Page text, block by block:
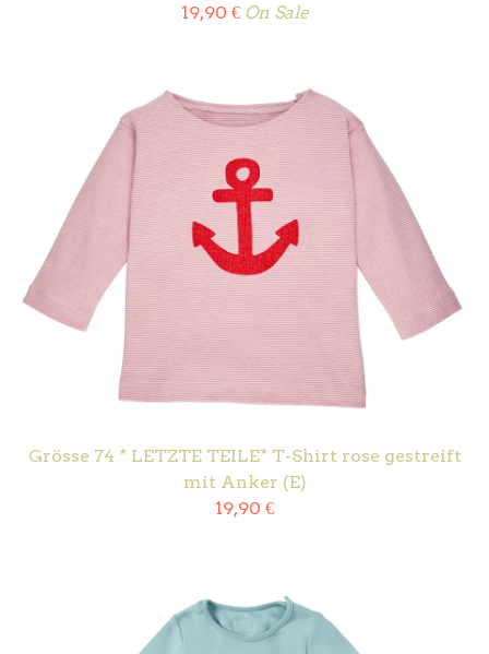
19,90 € On Sale
Grösse 74 * LETZTE TEILE* T-Shirt rose gestreift
mit Anker (E)
19,90 €